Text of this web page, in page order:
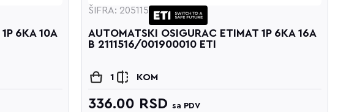
ŠIFRA: 205115
AUTOMATSKI OSIGURAC ETIMAT 1P 6KA 16A
B 2111516/001900010 ETI
KOM
RSD sa PDV